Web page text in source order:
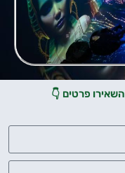
השאירו פרטים 👇